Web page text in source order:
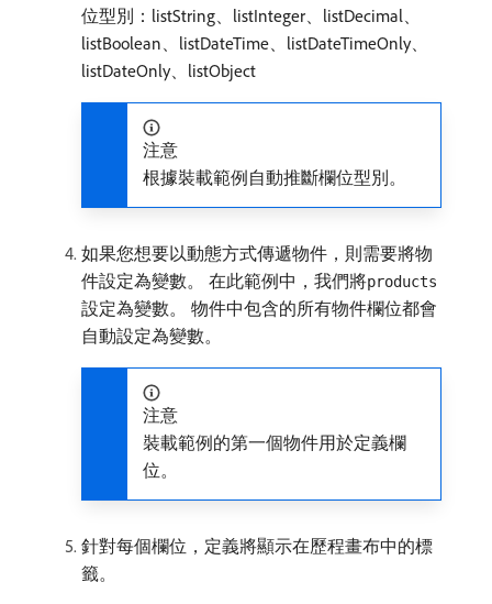
位型別：listString、listInteger、listDecimal、
listBoolean、listDateTime、listDateTimeOnly、
listDateOnly、listObject
注意
根據裝載範例自動推斷欄位型別。
如果您想要以動態方式傳遞物件，則需要將物
件設定為變數。 在此範例中，我們將products
設定為變數。 物件中包含的所有物件欄位都會
自動設定為變數。
注意
裝載範例的第一個物件用於定義欄
位。
針對每個欄位，定義將顯示在歷程畫布中的標
籤。